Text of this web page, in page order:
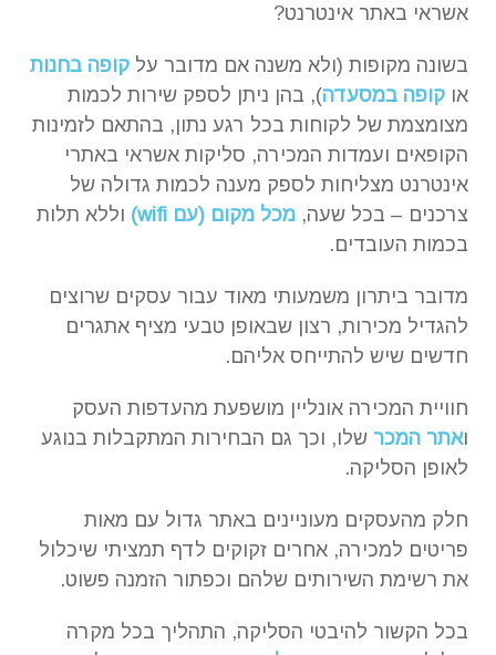
אשראי באתר אינטרנט?
בשונה מקופות (ולא משנה אם מדובר על קופה בחנות
או קופה במסעדה), בהן ניתן לספק שירות לכמות
מצומצמת של לקוחות בכל רגע נתון, בהתאם לזמינות
הקופאים ועמדות המכירה, סליקות אשראי באתרי
אינטרנט מצליחות לספק מענה לכמות גדולה של
צרכנים – בכל שעה, מכל מקום (עם wifi)
וללא תלות
בכמות העובדים.
מדובר ביתרון משמעותי מאוד עבור עסקים שרוצים
להגדיל מכירות, רצון שבאופן טבעי מציף אתגרים
חדשים שיש להתייחס אליהם.
חוויית המכירה אונליין מושפעת מהעדפות העסק
ואתר המכר שלו, וכך גם הבחירות המתקבלות בנוגע
לאופן הסליקה.
חלק מהעסקים מעוניינים באתר גדול עם מאות
פריטים למכירה, אחרים זקוקים לדף תמציתי שיכלול
את רשימת השירותים שלהם וכפתור הזמנה פשוט.
בכל הקשור להיבטי הסליקה, התהליך בכל מקרה